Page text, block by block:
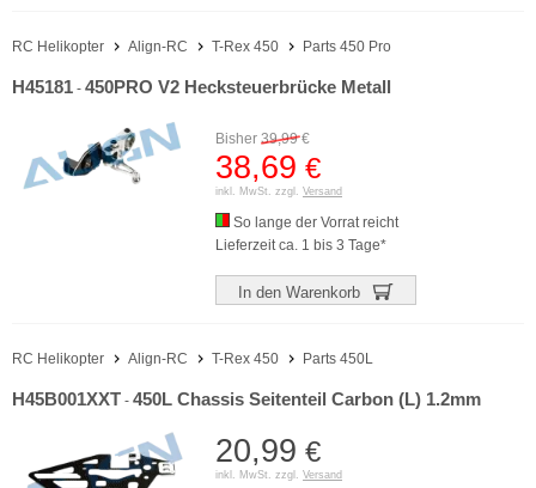
RC Helikopter Align-RC T-Rex 450 Parts 450 Pro
H45181 - 450PRO V2 Hecksteuerbrücke Metall
Bisher 39,99€
38,69 €
inkl. MwSt. zzgl. Versand
So lange der Vorrat reicht
Lieferzeit ca. 1 bis 3 Tage*
In den Warenkorb
RC Helikopter Align-RC T-Rex 450 Parts 450L
H45B001XXT - 450L Chassis Seitenteil Carbon (L) 1.2mm
20,99 €
inkl. MwSt. zzgl. Versand